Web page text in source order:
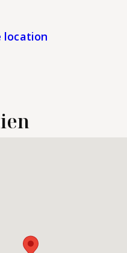
location